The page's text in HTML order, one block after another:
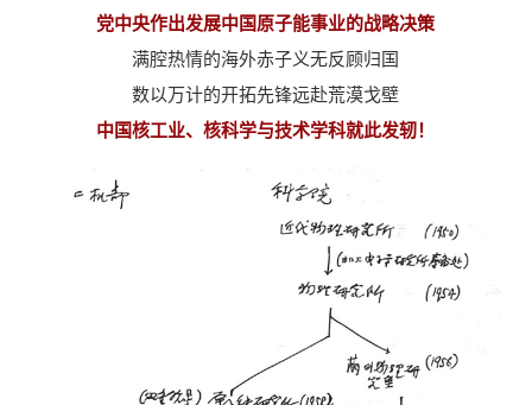
党中央作出发展中国原子能事业的战略决策
满腔热情的海外赤子义无反顾归国
数以万计的开拓先锋远赴荒漠戈壁
中国核工业、核科学与技术学科就此发轫！